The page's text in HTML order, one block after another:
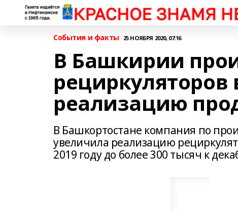
События и факты 25 НОЯБРЯ 2020, 07:16
В Башкирии
рециркуляторов
реализацию
В Башкортостане компания по
увеличила реализацию
2019 году до более 300 тысяч к